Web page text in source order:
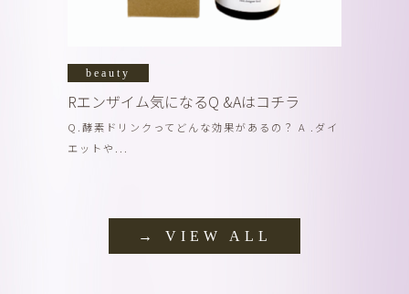
beauty
Rエンザイム気になるQ &Aはコチラ
Q.酵素ドリンクってどんな効果があるの？ A .ダイ
エットや...
→ VIEW ALL